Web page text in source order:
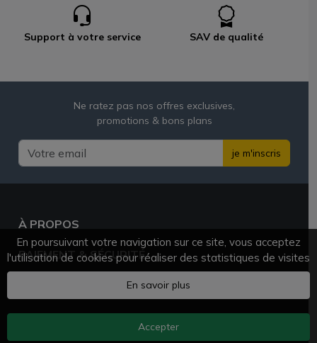
Support à votre service SAV de qualité
Ne ratez pas nos offres exclusives,
promotions & bons plans
je m'inscris
À PROPOS
PAIEMENT & SÉCURITÉ
© 2025 - 2026 Tous droits réservés
En poursuivant votre navigation sur ce site, vous acceptez
l'utilisation de cookies pour réaliser des statistiques de visites
En savoir plus
Accepter